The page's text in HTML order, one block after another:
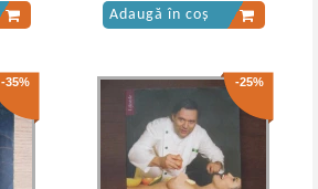
Adaugă în coș
-35% -25%